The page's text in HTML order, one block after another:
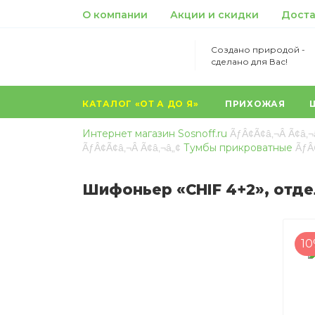
О компании Акции и скидки
Создано природой -
сделано для Вас!
КАТАЛОГ «ОТ А ДО Я» ПРИХОЖАЯ
...
Интернет магазин Sosnoff.ru
Тумбы прикроватные
Шифоньер «CHIF 4+2»,